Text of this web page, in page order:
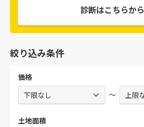
診断はこちらから
絞り込み条件
価格
～
土地面積